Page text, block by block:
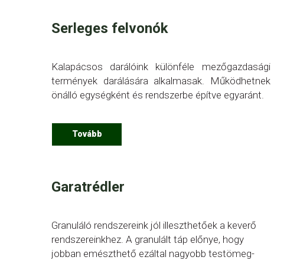
Serleges felvonók
Kalapácsos darálóink különféle mezőgazdasági
termények darálására alkalmasak. Működhetnek
önálló egységként és rendszerbe építve egyaránt.
Tovább
Garatrédler
Granuláló rendszereink jól illeszthetőek a keverő
rendszereinkhez. A granulált táp előnye, hogy
jobban emészthető ezáltal nagyobb testömeg-